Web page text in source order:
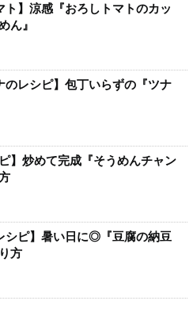
ト】涼感『おろしトマトのカッ
ん』
のレシピ】包丁いらずの『ツナ
】炒めて完成『そうめんチャン
シピ】暑い日に◎『豆腐の納豆
方